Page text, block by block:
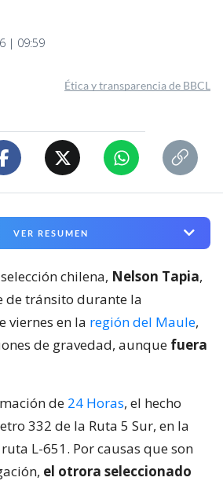
| 09:59
Ética y transparencia de BBCL
VER RESUMEN
chilena, Nelson Tapia,
de tránsito durante la
viernes en la región del Maule,
de gravedad, aunque fuera
de 24 Horas, el hecho
332 de la Ruta 5 Sur, en la
L-651. Por causas que son
el otrora seleccionado